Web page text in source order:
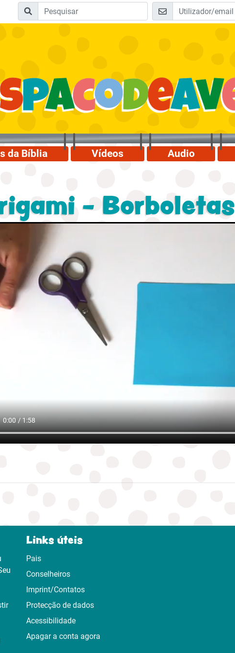
da Bíblia Vídeos Audio
- Borboletas
Links úteis
Pais
Conselheiros
Imprint/Contatos
Protecção de dados
Acessibilidade
Apagar a conta agora